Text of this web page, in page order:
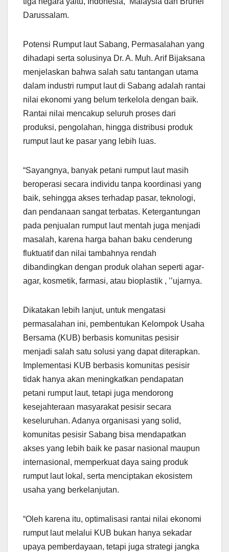
Darussalam.
Potensi Rumput laut Sabang, Permasalahan yang
dihadapi serta solusinya Dr. A. Muh. Arif Bijaksana
menjelaskan bahwa salah satu tantangan utama
dalam industri rumput laut di Sabang adalah rantai
nilai ekonomi yang belum terkelola dengan baik.
Rantai nilai mencakup seluruh proses dari
produksi, pengolahan, hingga distribusi produk
rumput laut ke pasar yang lebih luas.
“Sayangnya, banyak petani rumput laut masih
beroperasi secara individu tanpa koordinasi yang
baik, sehingga akses terhadap pasar, teknologi,
dan pendanaan sangat terbatas. Ketergantungan
pada penjualan rumput laut mentah juga menjadi
masalah, karena harga bahan baku cenderung
fluktuatif dan nilai tambahnya rendah
dibandingkan dengan produk olahan seperti agar-
agar, kosmetik, farmasi, atau bioplastik , ’’ujarnya.
Dikatakan lebih lanjut, untuk mengatasi
permasalahan ini, pembentukan Kelompok Usaha
Bersama (KUB) berbasis komunitas pesisir
menjadi salah satu solusi yang dapat diterapkan.
Implementasi KUB berbasis komunitas pesisir
tidak hanya akan meningkatkan pendapatan
petani rumput laut, tetapi juga mendorong
kesejahteraan masyarakat pesisir secara
keseluruhan. Adanya organisasi yang solid,
komunitas pesisir Sabang bisa mendapatkan
akses yang lebih baik ke pasar nasional maupun
internasional, memperkuat daya saing produk
rumput laut lokal, serta menciptakan ekosistem
usaha yang berkelanjutan.
“Oleh karena itu, optimalisasi rantai nilai ekonomi
rumput laut melalui KUB bukan hanya sekadar
upaya pemberdayaan, tetapi juga strategi jangka